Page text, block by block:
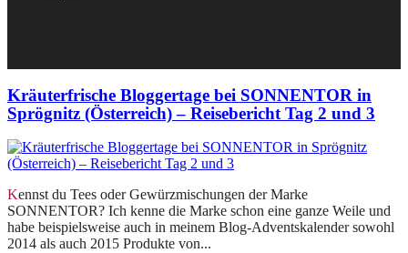
Kräuterfrische Bloggertage bei SONNENTOR in
Sprögnitz (Österreich) – Reisebericht Tag 2 und 3
Kennst du Tees oder Gewürzmischungen der Marke
SONNENTOR? Ich kenne die Marke schon eine ganze Weile und
habe beispielsweise auch in meinem Blog-Adventskalender sowohl
2014 als auch 2015 Produkte von...